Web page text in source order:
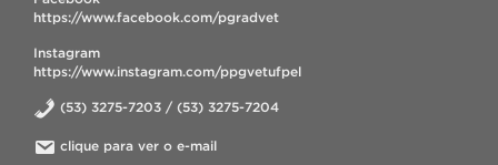
https://www.facebook.com/pgradvet
Instagram
https://www.instagram.com/ppgvetufpel
(53) 3275-7203 / (53) 3275-7204
clique para ver o e-mail